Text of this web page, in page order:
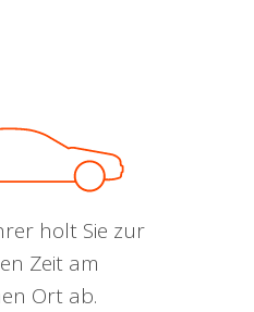
holt Sie zur
Zeit am
Ort ab.